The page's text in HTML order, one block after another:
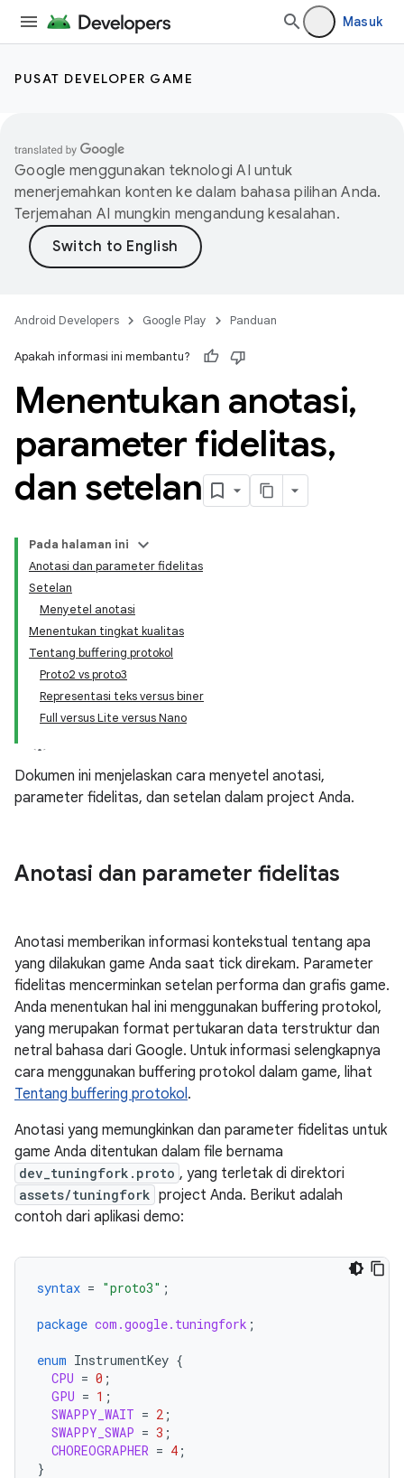
Masuk
PUSAT DEVELOPER GAME
Google menggunakan teknologi AI untuk
menerjemahkan konten ke dalam bahasa pilihan Anda.
Terjemahan AI mungkin mengandung kesalahan.
Android Developers Google Play Panduan
Apakah informasi ini membantu?
Menentukan anotasi,
parameter fidelitas,
dan setelan
Pada halaman ini
Anotasi dan parameter fidelitas
Setelan
Menyetel anotasi
Menentukan tingkat kualitas
Tentang buffering protokol
Proto2 vs proto3
Representasi teks versus biner
Full versus Lite versus Nano
Dokumen ini menjelaskan cara menyetel anotasi,
parameter fidelitas, dan setelan dalam project Anda.
Anotasi dan parameter fidelitas
Anotasi memberikan informasi kontekstual tentang apa
yang dilakukan game Anda saat tick direkam. Parameter
fidelitas mencerminkan setelan performa dan grafis game.
Anda menentukan hal ini menggunakan buffering protokol,
yang merupakan format pertukaran data terstruktur dan
netral bahasa dari Google. Untuk informasi selengkapnya
cara menggunakan buffering protokol dalam game, lihat
Tentang buffering protokol.
Anotasi yang memungkinkan dan parameter fidelitas untuk
game Anda ditentukan dalam file bernama
dev_tuningfork.proto , yang terletak di direktori
assets/tuningfork project Anda. Berikut adalah
contoh dari aplikasi demo:
syntax = "proto3" ;
package com.google.tuningfork ;
enum InstrumentKey {
CPU = 0 ;
GPU = 1 ;
SWAPPY_WAIT = 2 ;
SWAPPY_SWAP = 3 ;
CHOREOGRAPHER = 4 ;
}